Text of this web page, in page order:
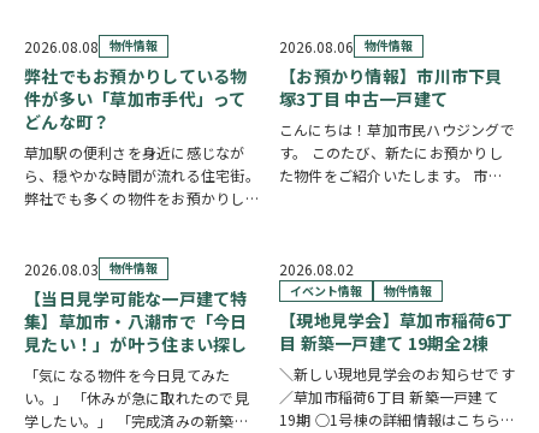
2026.08.08 物件情報
弊社でもお預かりしている物
件が多い「草加市手代」って
どんな町？
草加駅の便利さを身近に感じなが
ら、穏やかな時間が流れる住宅街。
弊社でも多くの物件をお預かりして
10分圏内の便利な立地 手代は東武
スカイツリーライン「草加駅」が生
活圏です。北千…
2026.08.06 物件情報
【お預かり情報】市川市下貝
塚3丁目 中古一戸建て
こんにちは！草加市民ハウジングで
す。 このたび、新たにお預かりし
た物件をご紹介いたします。 市川
https://www.century21soka.com/st/
2026.08.03 物件情報
【当日見学可能な一戸建て特
集】草加市・八潮市で「今日
見たい！」が叶う住まい探し
「気になる物件を今日見てみた
い。」 「休みが急に取れたので見
学したい。」 「完成済みの新築を
2026.08.02
イベント情報 物件情報
【現地見学会】草加市稲荷6丁
目 新築一戸建て 19期全2棟
＼新しい現地見学会のお知らせです
／草加市稲荷6丁目 新築一戸建て
19期 ○1号棟の詳細情報はこちら